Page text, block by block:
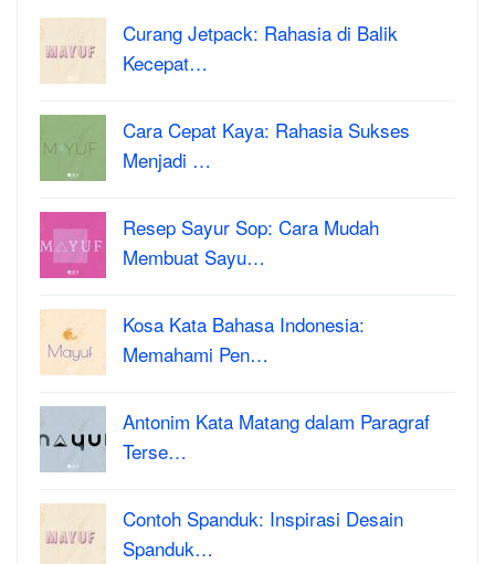
Curang Jetpack: Rahasia di Balik
Kecepat…
Cara Cepat Kaya: Rahasia Sukses
Menjadi …
Resep Sayur Sop: Cara Mudah
Membuat Sayu…
Kosa Kata Bahasa Indonesia:
Memahami Pen…
Antonim Kata Matang dalam Paragraf
Terse…
Contoh Spanduk: Inspirasi Desain
Spanduk…